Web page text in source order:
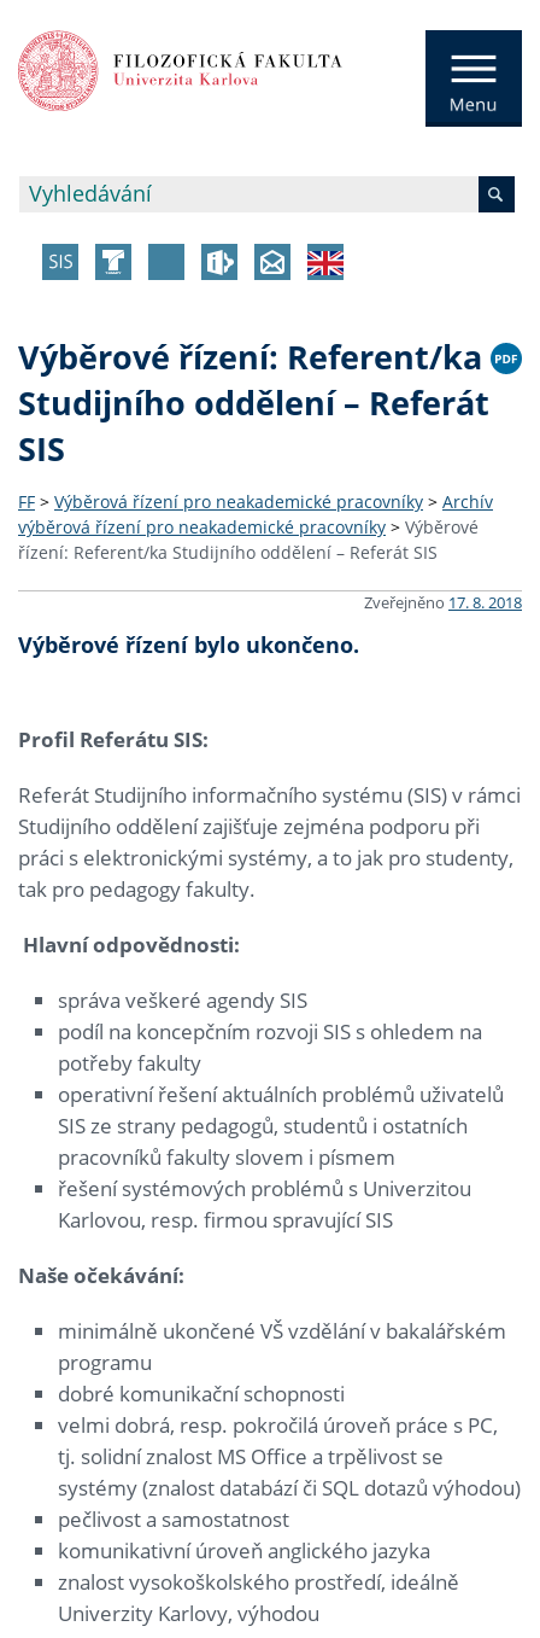
Výběrové řízení: Referent/ka
Studijního oddělení – Referát
SIS
FF > Výběrová řízení pro neakademické pracovníky > Archív
výběrová řízení pro neakademické pracovníky > Výběrové
řízení: Referent/ka Studijního oddělení – Referát SIS
Zveřejněno 17. 8. 2018
Výběrové řízení bylo ukončeno.
Profil Referátu SIS:
Referát Studijního informačního systému (SIS) v rámci
Studijního oddělení zajišťuje zejména podporu při
práci s elektronickými systémy, a to jak pro studenty,
tak pro pedagogy fakulty.
Hlavní odpovědnosti:
správa veškeré agendy SIS
podíl na koncepčním rozvoji SIS s ohledem na
potřeby fakulty
operativní řešení aktuálních problémů uživatelů
SIS ze strany pedagogů, studentů i ostatních
pracovníků fakulty slovem i písmem
řešení systémových problémů s Univerzitou
Karlovou, resp. firmou spravující SIS
Naše očekávání:
minimálně ukončené VŠ vzdělání v bakalářském
programu
dobré komunikační schopnosti
velmi dobrá, resp. pokročilá úroveň práce s PC,
tj. solidní znalost MS Office a trpělivost se
systémy (znalost databází či SQL dotazů výhodou)
pečlivost a samostatnost
komunikativní úroveň anglického jazyka
znalost vysokoškolského prostředí, ideálně
Univerzity Karlovy, výhodou